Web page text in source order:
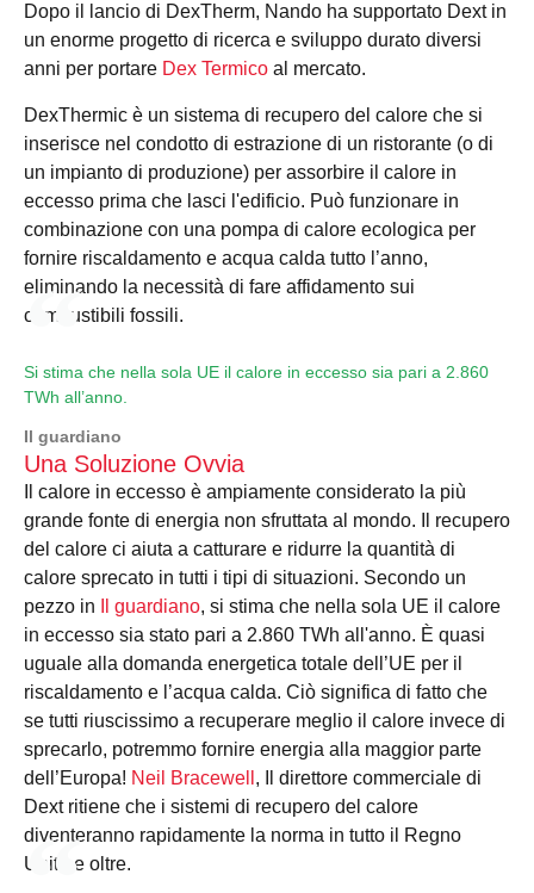
Dopo il lancio di DexTherm, Nando ha supportato Dext in
un enorme progetto di ricerca e sviluppo durato diversi
anni per portare Dex Termico al mercato.
DexThermic è un sistema di recupero del calore che si
inserisce nel condotto di estrazione di un ristorante (o di
un impianto di produzione) per assorbire il calore in
eccesso prima che lasci l'edificio. Può funzionare in
combinazione con una pompa di calore ecologica per
fornire riscaldamento e acqua calda tutto l’anno,
eliminando la necessità di fare affidamento sui
combustibili fossili.
Si stima che nella sola UE il calore in eccesso sia pari a 2.860
TWh all’anno.
Il guardiano
Una Soluzione Ovvia
Il calore in eccesso è ampiamente considerato la più
grande fonte di energia non sfruttata al mondo. Il recupero
del calore ci aiuta a catturare e ridurre la quantità di
calore sprecato in tutti i tipi di situazioni. Secondo un
pezzo in
Il guardiano, si stima che nella sola UE il calore
in eccesso sia stato pari a 2.860 TWh all'anno. È quasi
uguale alla domanda energetica totale dell’UE per il
riscaldamento e l’acqua calda. Ciò significa di fatto che
se tutti riuscissimo a recuperare meglio il calore invece di
sprecarlo, potremmo fornire energia alla maggior parte
dell’Europa! Neil Bracewell , Il direttore commerciale di
Dext ritiene che i sistemi di recupero del calore
diventeranno rapidamente la norma in tutto il Regno
Unito e oltre.